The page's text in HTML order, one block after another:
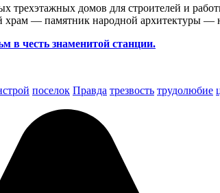
домов для строителей и
— памятник народной архитектуры —
честь знаменитой станции.
поселок Правда трезвость трудолюбие